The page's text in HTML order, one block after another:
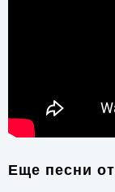
Еще песни от